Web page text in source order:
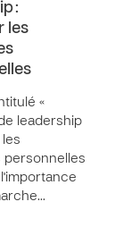
:
les
«
leadership
personnelles